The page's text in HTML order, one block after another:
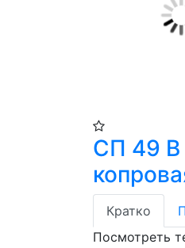
СП 49 В
Кратко
Посмотреть